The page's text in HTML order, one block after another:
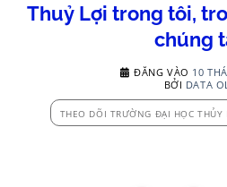
Thuỷ Lợi trong tôi,
chúng
ĐĂNG VÀO 10
BỞI DATA
THEO DÕI TRƯỜNG ĐẠI HỌC THỦY